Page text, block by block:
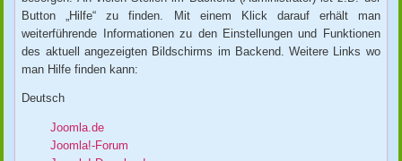
Button „Hilfe“ zu finden. Mit einem Klick darauf erhält man
weiterführende Informationen zu den Einstellungen und Funktionen
des aktuell angezeigten Bildschirms im Backend. Weitere Links wo
man Hilfe finden kann:
Deutsch
Joomla.de
Joomla!-Forum